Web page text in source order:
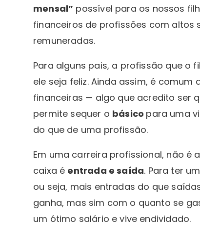
mensal” possível para os nossos
financeiros de profissões com altos
remuneradas.
Para alguns pais, a profissão que o
ele seja feliz. Ainda assim, é
financeiras — algo que acredito ser
permite sequer o básico para uma
do que de uma profissão.
Em uma carreira profissional, não é
caixa é entrada e saída. Para ter
ou seja, mais entradas do que
ganha, mas sim com o quanto se
um ótimo salário e vive endividado.